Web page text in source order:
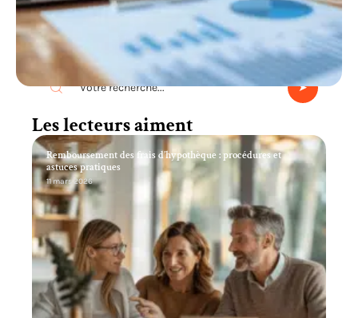
Recherche
Les lecteurs aiment
Remboursement des frais d’hypothèque : procédures et
astuces pratiques
11 mars 2026